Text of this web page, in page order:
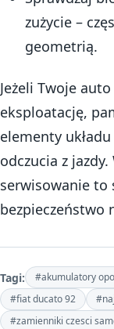
zużycie –
geometrią.
Jeżeli Twoje
eksploatację,
elementy
odczucia z
serwisowanie to
bezpieczeństwo
Tagi: #akumulatory
#fiat ducato 92
#zamienniki czesci